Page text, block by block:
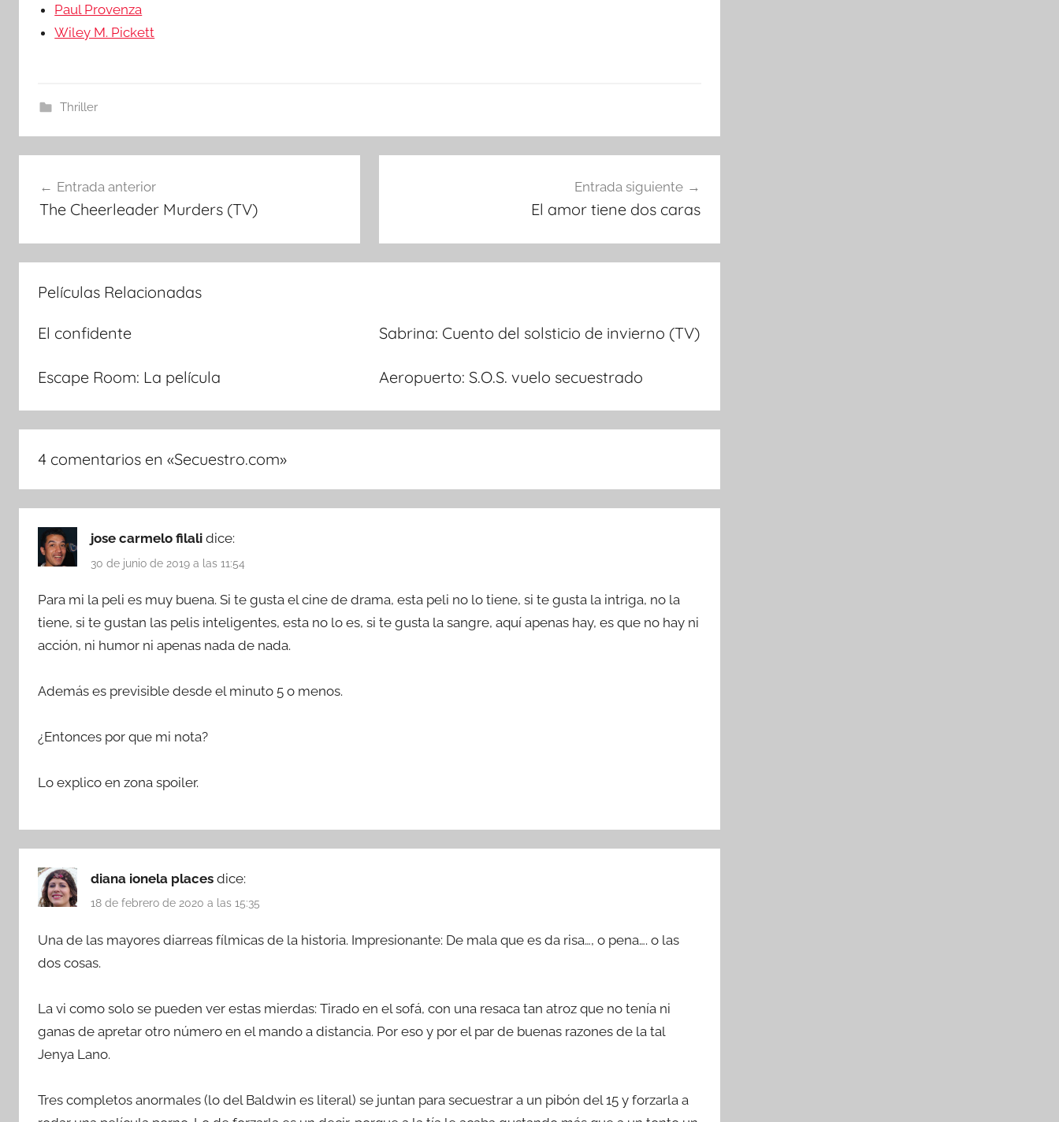
Paul Provenza
Wiley M. Pickett
Thriller
Navegación
de
entradas
Entrada anterior
The Cheerleader Murders (TV)
Entrada siguiente
El amor tiene dos caras
Películas Relacionadas
El confidente Sabrina: Cuento del solsticio de invierno (TV)
Escape Room: La película Aeropuerto: S.O.S. vuelo secuestrado
4 comentarios en «Secuestro.com»
jose carmelo filali dice:
30 de junio de 2019 a las 11:54
Para mi la peli es muy buena. Si te gusta el cine de drama, esta peli no lo tiene, si te gusta la intriga, no la
tiene, si te gustan las pelis inteligentes, esta no lo es, si te gusta la sangre, aquí apenas hay, es que no hay ni
acción, ni humor ni apenas nada de nada.
Además es previsible desde el minuto 5 o menos.
¿Entonces por que mi nota?
Lo explico en zona spoiler.
diana ionela places dice:
18 de febrero de 2020 a las 15:35
Una de las mayores diarreas fílmicas de la historia. Impresionante: De mala que es da risa…, o pena…. o las
dos cosas.
La vi como solo se pueden ver estas mierdas: Tirado en el sofá, con una resaca tan atroz que no tenía ni
ganas de apretar otro número en el mando a distancia. Por eso y por el par de buenas razones de la tal
Jenya Lano.
Tres completos anormales (lo del Baldwin es literal) se juntan para secuestrar a un pibón del 15 y forzarla a